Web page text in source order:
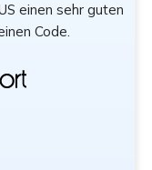
einen sehr guten
Code.